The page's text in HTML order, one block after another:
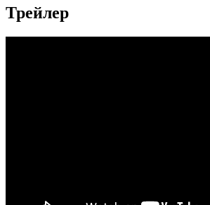
Трейлер